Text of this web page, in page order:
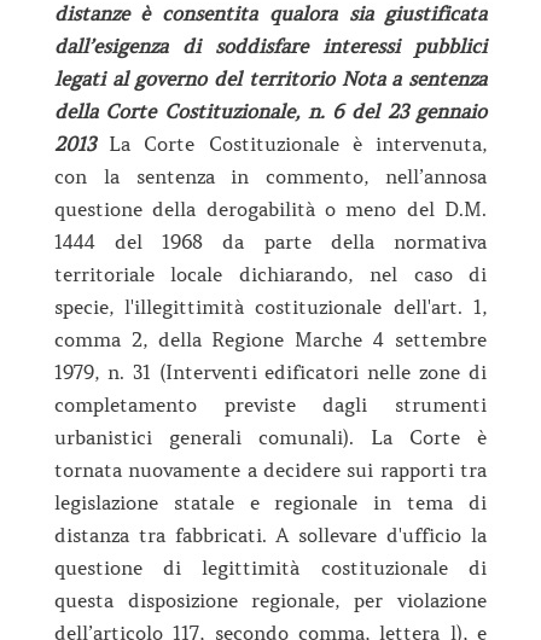
distanze è consentita qualora sia giustificata
dall’esigenza di soddisfare interessi pubblici
legati al governo del territorio Nota a sentenza
della Corte Costituzionale, n. 6 del 23 gennaio
2013La Corte Costituzionale è intervenuta,
con la sentenza in commento, nell’annosa
questione della derogabilità o meno del D.M.
1444 del 1968 da parte della normativa
territoriale locale dichiarando, nel caso di
specie, l'illegittimità costituzionale dell'art. 1,
comma 2, della Regione Marche 4 settembre
1979, n. 31 (Interventi edificatori nelle zone di
completamento previste dagli strumenti
urbanistici generali comunali). La Corte è
tornata nuovamente a decidere sui rapporti tra
legislazione statale e regionale in tema di
distanza tra fabbricati. A sollevare d'ufficio la
questione di legittimità costituzionale di
questa disposizione regionale, per violazione
dell’articolo 117, secondo comma, lettera l), e